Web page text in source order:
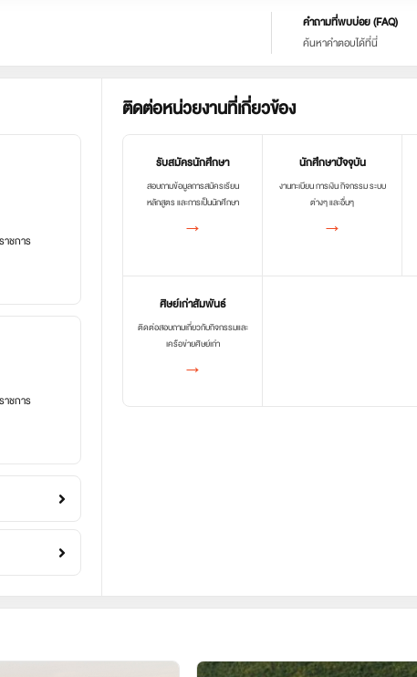
คำถามที่พบบ่อย (FAQ)
ค้นหาคำตอบได้ที่นี่
าชการ
าชการ
ติดต่อหน่วยงานที่เกี่ยวข้อง
รับสมัครนักศึกษา
สอบถามข้อมูลการสมัครเรียน
หลักสูตร และการเป็นนักศึกษา
→
นักศึกษาปัจจุบัน
งานทะเบียน การเงิน กิจกรรม ระบบ
ต่างๆ และอื่นๆ
→
ศิษย์เก่าสัมพันธ์
ติดต่อสอบถามเกี่ยวกับกิจกรรมและ
เครือข่ายศิษย์เก่า
→